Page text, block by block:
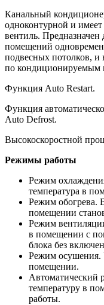
Канальный
одноконтурной и
вентиль.
помещений
подвесных потолков, и
по кондиционируемым
Функция Auto Restart.
Функция
Auto Defrost.
Высокоскоростной
Режимы работы
Режим
температура в
Режим обогрева.
помещении
Режим
в помещении с
блока без
Режим осушения.
помещении.
Автоматический
температуру в
работы.